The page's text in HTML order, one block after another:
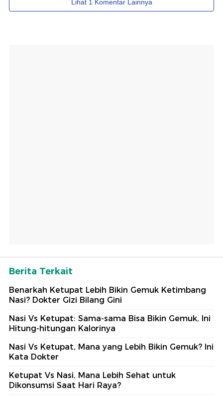
Berita Terkait
Benarkah Ketupat Lebih Bikin Gemuk Ketimbang
Nasi? Dokter Gizi Bilang Gini
Nasi Vs Ketupat: Sama-sama Bisa Bikin Gemuk, Ini
Hitung-hitungan Kalorinya
Nasi Vs Ketupat, Mana yang Lebih Bikin Gemuk? Ini
Kata Dokter
Ketupat Vs Nasi, Mana Lebih Sehat untuk
Dikonsumsi Saat Hari Raya?